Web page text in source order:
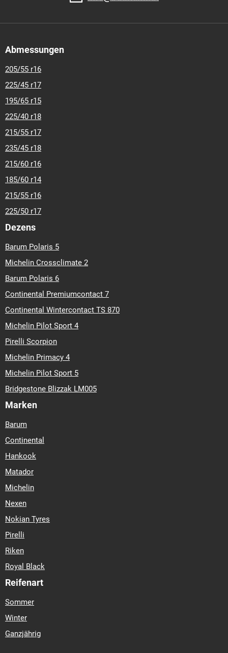
Abmessungen
205/55 r16
225/45 r17
195/65 r15
225/40 r18
215/55 r17
235/45 r18
215/60 r16
185/60 r14
215/55 r16
225/50 r17
Dezens
Barum Polaris 5
Michelin Crossclimate 2
Barum Polaris 6
Continental Premiumcontact 7
Continental Wintercontact TS 870
Michelin Pilot Sport 4
Pirelli Scorpion
Michelin Primacy 4
Michelin Pilot Sport 5
Bridgestone Blizzak LM005
Marken
Barum
Continental
Hankook
Matador
Michelin
Nexen
Nokian Tyres
Pirelli
Riken
Royal Black
Reifenart
Sommer
Winter
Ganzjährig